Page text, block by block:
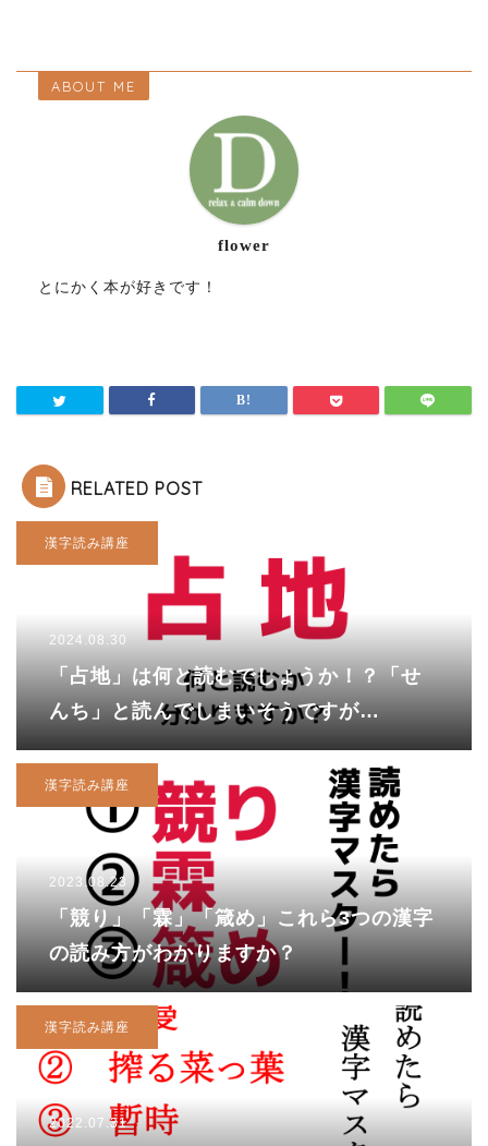
ABOUT ME
flower
とにかく本が好きです！
RELATED POST
漢字読み講座
2024.08.30
「占地」は何と読むでしょうか！？「せ
んち」と読んでしまいそうですが…
漢字読み講座
2023.08.23
「競り」「霖」「箴め」これら3つの漢字
の読み方がわかりますか？
漢字読み講座
2022.07.31